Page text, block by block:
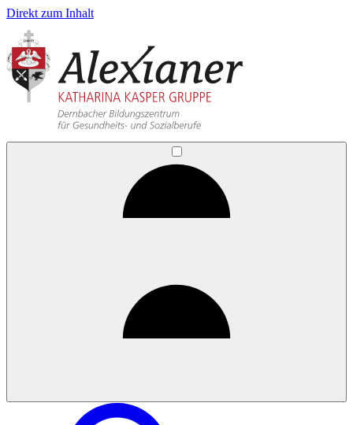
Direkt zum Inhalt